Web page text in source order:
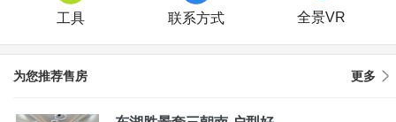
工具 联系方式 全景VR
为您推荐售房 更多